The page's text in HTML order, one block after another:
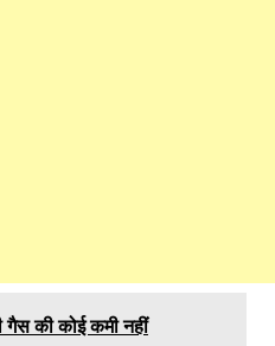
गैस की कोई कमी नहीं